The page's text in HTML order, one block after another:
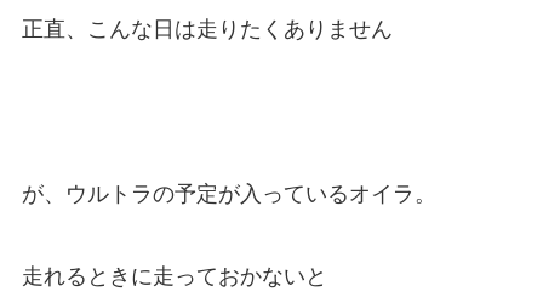
正直、こんな日は走りたくありません
が、ウルトラの予定が入っているオイラ。
走れるときに走っておかないと